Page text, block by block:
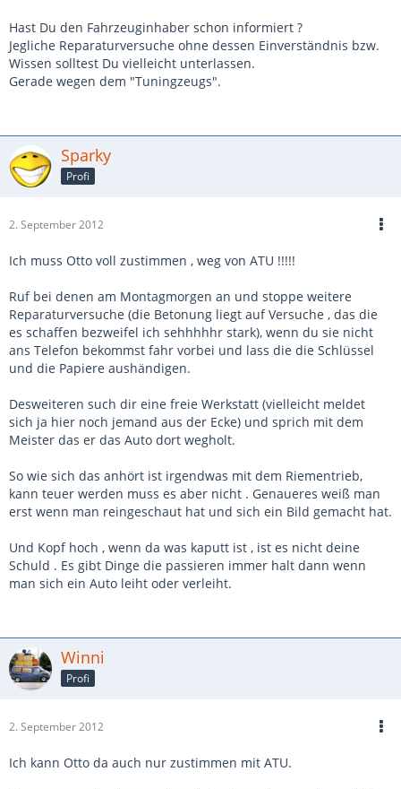
Hast Du den Fahrzeuginhaber schon informiert ?
Jegliche Reparaturversuche ohne dessen Einverständnis bzw.
Wissen solltest Du vielleicht unterlassen.
Gerade wegen dem "Tuningzeugs".
Sparky
Profi
2. September 2012
Ich muss Otto voll zustimmen , weg von ATU !!!!!
Ruf bei denen am Montagmorgen an und stoppe weitere
Reparaturversuche (die Betonung liegt auf Versuche , das die
es schaffen bezweifel ich sehhhhhr stark), wenn du sie nicht
ans Telefon bekommst fahr vorbei und lass die die Schlüssel
und die Papiere aushändigen.
Desweiteren such dir eine freie Werkstatt (vielleicht meldet
sich ja hier noch jemand aus der Ecke) und sprich mit dem
Meister das er das Auto dort wegholt.
So wie sich das anhört ist irgendwas mit dem Riementrieb,
kann teuer werden muss es aber nicht . Genaueres weiß man
erst wenn man reingeschaut hat und sich ein Bild gemacht hat.
Und Kopf hoch , wenn da was kaputt ist , ist es nicht deine
Schuld . Es gibt Dinge die passieren immer halt dann wenn
man sich ein Auto leiht oder verleiht.
Winni
Profi
2. September 2012
Ich kann Otto da auch nur zustimmen mit ATU.